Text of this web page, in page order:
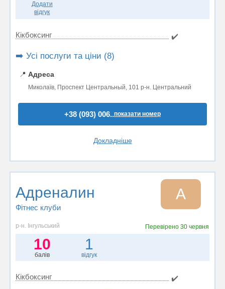
Додати
відгук
Кікбоксинг ✔️
➡️ Усі послуги та ціни (8)
📍 Адреса
Миколаїв, Проспект Центральный, 101 р-н. Центральний
+38 (093) 006..показати номер
Докладніше
Адреналин
Фітнес клуби
А
р-н. Інгульський Перевірено30 червня
10
балів
1
відгук
Кікбоксинг ✔️